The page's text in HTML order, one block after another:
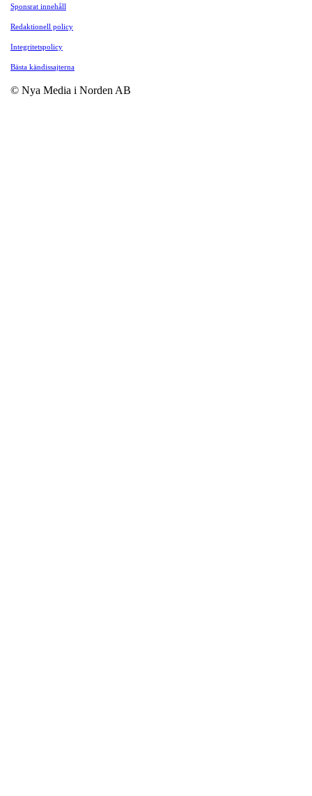
Sponsrat innehåll
Redaktionell policy
Integritetspolicy
Bästa kändissajterna
© Nya Media i Norden AB